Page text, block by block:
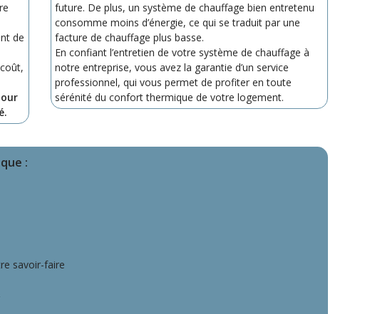
de
future. De plus, un système de chauffage bien entretenu
consomme moins d’énergie, ce qui se traduit par une
facture de chauffage plus basse.
En confiant l’entretien de votre système de chauffage à
notre entreprise, vous avez la garantie d’un service
professionnel, qui vous permet de profiter en toute
sérénité du confort thermique de votre logement.
:
savoir-faire